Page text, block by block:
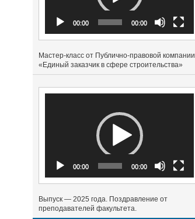
00:00 00:00
Мастер-класс от Публично-правовой компании
«Единый заказчик в сфере строительства»
00:00 00:00
Выпуск — 2025 года. Поздравление от
преподавателей факультета.